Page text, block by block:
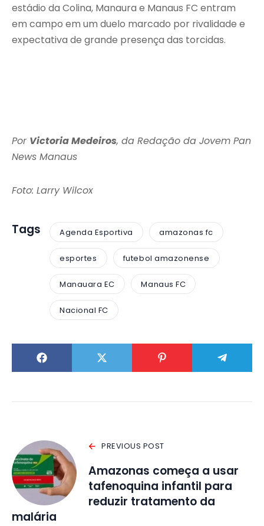
estádio da Colina, Manaura e Manaus FC entram
em campo em um duelo marcado por rivalidade e
expectativa de grande presença das torcidas.
Por Victoria Medeiros, da Redação da Jovem Pan
News Manaus
Foto: Larry Wilcox
Tags Agenda Esportiva amazonas fc
esportes futebol amazonense
Manauara EC Manaus FC
Nacional FC
PREVIOUS POST
Amazonas começa a usar
tafenoquina infantil para
reduzir tratamento da
malária